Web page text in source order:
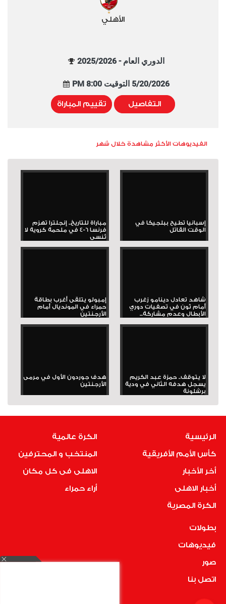
الأهلي
الدوري العام - 2025/2026
5/20/2026 التوقيت 8:00 PM
التفاصيل تقييم المباراة
الفيديوهات الأكثر مشاهدة خلال شهر
إسبانيا تطيح ببلجيكا في
الوقت القاتل
مباراة للتاريخ.. إنجلترا تهزم
فرنسا 6-4 في ملحمة كروية لا
تُنسى
شاهد تعادل دينامو زغرب
أمام ثون في تصفيات دوري
الأبطال وعدم مشاركة...
إمبولو يتلقى أغرب بطاقة
حمراء في المونديال أمام
الأرجنتين
لا يتوقف.. حمزة عبد الكريم
يسجل هدفه الثاني في ودية
برشلونة
هدف جوردون الأول في مرمى
الأرجنتين
الرئيسية
كأس الأمم الأفريقية
أخر الأخبار
أخبار الاهلى
الكرة المصرية
الكرة عالمية
المنتخب و المحترفين
الاهلى فى كل مكان
أراء حمراء
بطولات
فيديوهات
صور
اتصل بنا